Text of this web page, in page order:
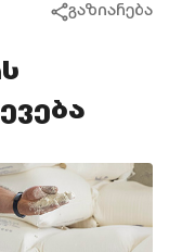
გაზიარება